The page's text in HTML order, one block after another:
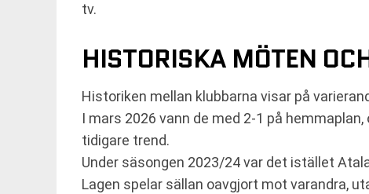
tv.
HISTORISKA MÖTEN
Historiken mellan klubbarna visar på
I mars 2026 vann de med 2-1 på
tidigare trend.
Under säsongen 2023/24 var det istället
Lagen spelar sällan oavgjort mot varandra,